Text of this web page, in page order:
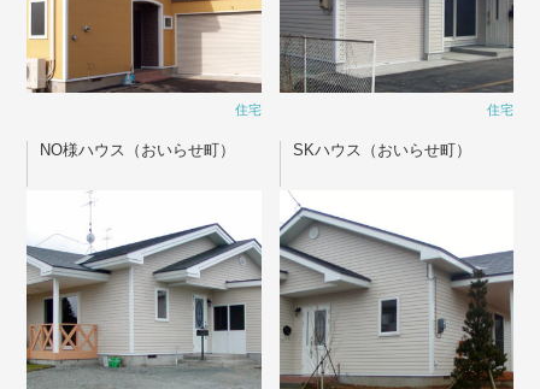
住宅 住宅
NO様ハウス（おいらせ町） SKハウス（おいらせ町）